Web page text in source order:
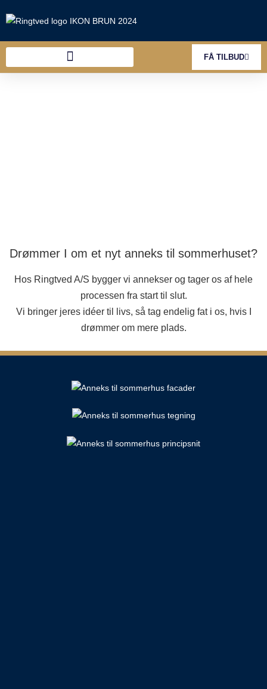
FÅ TILBUD
Drømmer I om et nyt anneks til sommerhuset?
Hos Ringtved A/S bygger vi annekser og tager os af hele
processen fra start til slut.
Vi bringer jeres idéer til livs, så tag endelig fat i os, hvis I
drømmer om mere plads.